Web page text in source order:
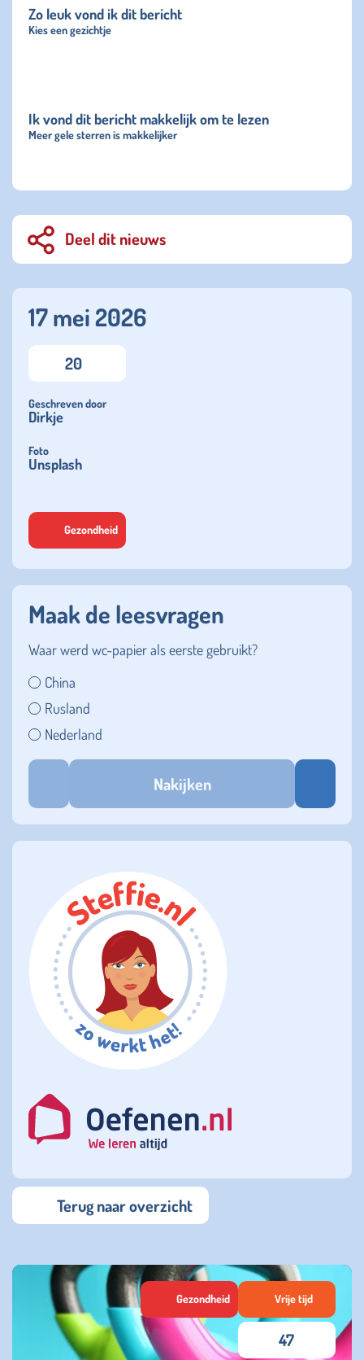
Zo leuk vond ik dit bericht
Kies een gezichtje
Ik vond dit bericht makkelijk om te lezen
Meer gele sterren is makkelijker
Deel dit nieuws
17 mei 2026
20
Geschreven door
Dirkje
Foto
Unsplash
Gezondheid
Maak de leesvragen
Waar werd wc-papier als eerste gebruikt?
China
Rusland
Nederland
Nakijken
Terug naar overzicht
Gezondheid Vrije tijd
47